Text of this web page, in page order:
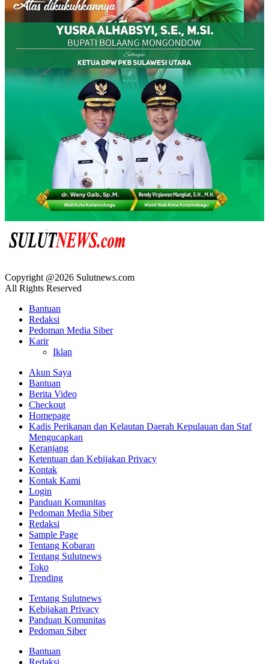
Copyright @2026 Sulutnews.com
All Rights Reserved
Bantuan
Redaksi
Pedoman Media Siber
Karir
Iklan
Akun Saya
Bantuan
Berita Video
Checkout
Homepage
Kadis Perikanan dan Kelautan Daerah Kepulauan dan Staf
Mengucapkan
Keranjang
Ketentuan dan Kebijakan Privacy
Kontak
Kontak Kami
Login
Panduan Komunitas
Pedoman Media Siber
Redaksi
Sample Page
Tentang Kobaran
Tentang Sulutnews
Toko
Trending
Tentang Sulutnews
Kebijakan Privacy
Panduan Komunitas
Pedoman Siber
Bantuan